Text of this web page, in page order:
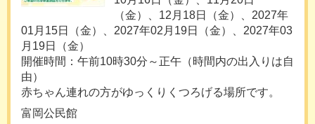
（金）、12月18日（金）、2027年
01月15日（金）、2027年02月19日（金）、2027年03
月19日（金）
開催時間：午前10時30分～正午（時間内の出入りは自
由）
赤ちゃん連れの方がゆっくりくつろげる場所です。
富岡公民館